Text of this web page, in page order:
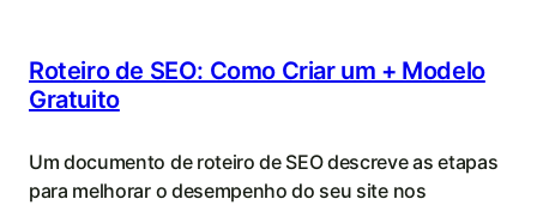
Roteiro de SEO: Como Criar um + Modelo
Gratuito
Um documento de roteiro de SEO descreve as etapas
para melhorar o desempenho do seu site nos